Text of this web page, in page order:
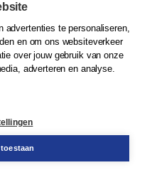
advertenties te personaliseren,
en om ons websiteverkeer
over jouw gebruik van onze
adverteren en analyse.